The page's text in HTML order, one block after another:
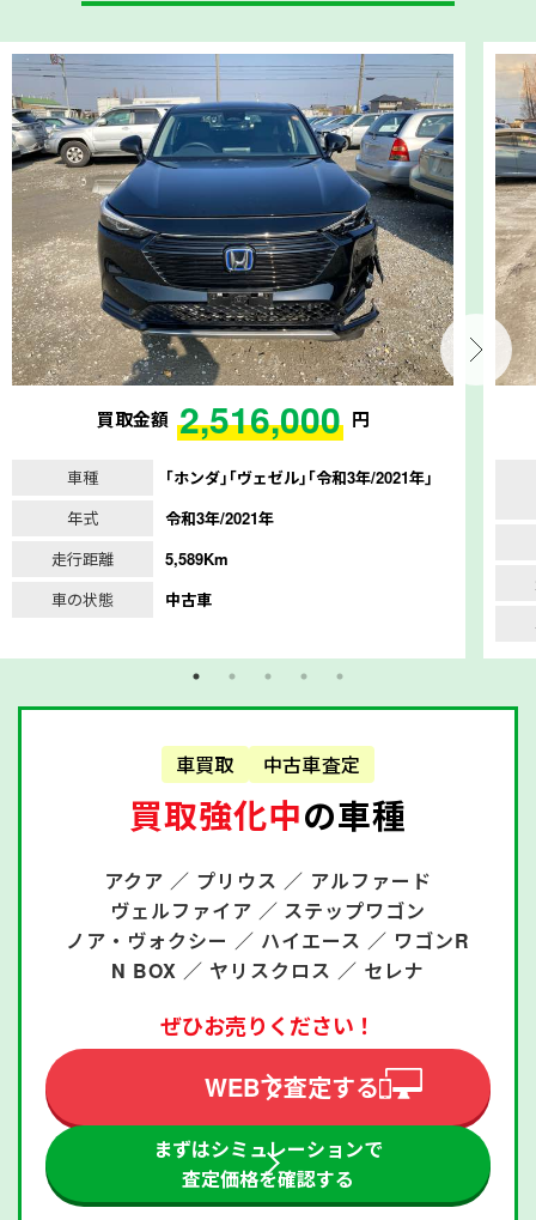
買取金額 2,516,000 円
車種
｢ホンダ｣｢ヴェゼル｣｢令和3年/2021年｣
年式
令和3年/2021年
走行距離
5,589Km
車の状態
中古車
車買取 中古車査定
買取強化中の車種
アクア ／ プリウス ／ アルファード
ヴェルファイア ／ ステップワゴン
ノア・ヴォクシー ／ ハイエース ／ ワゴンR
N BOX ／ ヤリスクロス ／ セレナ
ぜひお売りください！
WEBで査定する
まずはシミュレーションで
査定価格を確認する